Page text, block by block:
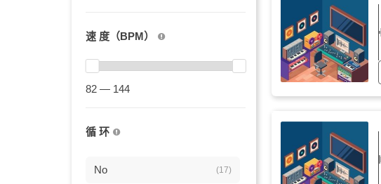
展会
驰放 (3)
速 度（BPM）
82 — 144
循 环
No (17)